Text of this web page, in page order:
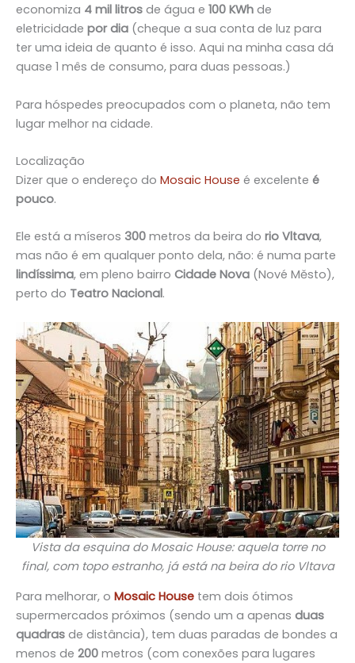
economiza 4 mil litros de água e 100 KWh de
eletricidade por dia (cheque a sua conta de luz para
ter uma ideia de quanto é isso. Aqui na minha casa dá
quase 1 mês de consumo, para duas pessoas.)
Para hóspedes preocupados com o planeta, não tem
lugar melhor na cidade.
Localização
Dizer que o endereço do Mosaic House é excelente é
pouco.
Ele está a míseros 300 metros da beira do rio Vltava,
mas não é em qualquer ponto dela, não: é numa parte
lindíssima, em pleno bairro Cidade Nova (Nové Město),
perto do Teatro Nacional.
Vista da esquina do Mosaic House: aquela torre no
final, com topo estranho, já está na beira do rio Vltava
Para melhorar, o Mosaic House tem dois ótimos
supermercados próximos (sendo um a apenas duas
quadras de distância), tem duas paradas de bondes a
menos de 200 metros (com conexões para lugares